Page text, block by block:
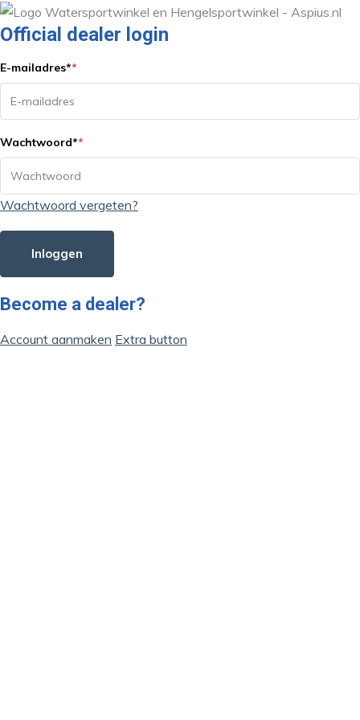
Official dealer login
E-mailadres**
Wachtwoord**
Wachtwoord vergeten?
Inloggen
Become a dealer?
Account aanmaken Extra button